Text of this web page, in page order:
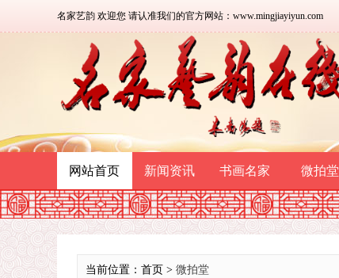
名家艺韵 欢迎您 请认准我们的官方网站：www.mingjiayiyun.com
网站首页 新闻资讯 书画名家 微拍堂
当前位置：首页 > 微拍堂